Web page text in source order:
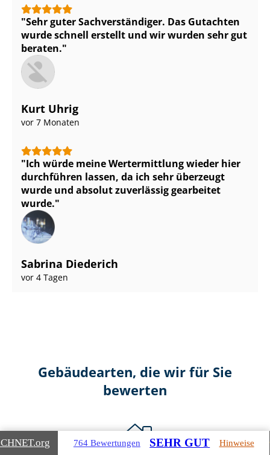
Sehr guter Sach­ver­stän­di­ger. Das Gutachten
wurde schnell erstellt und wir wurden sehr gut
beraten.
Kurt Uhrig
vor 7 Monaten
Ich würde meine Wertermittlung wieder hier
durchführen lassen, da ich sehr überzeugt
wurde und absolut zuverlässig gearbeitet
wurde.
Sabrina Diederich
vor 4 Tagen
Gebäudearten, die wir für Sie
bewerten
.org 764 Bewertungen SEHR GUT Hinweise